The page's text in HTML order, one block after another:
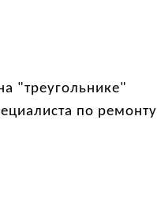
"треугольнике"
по ремонту